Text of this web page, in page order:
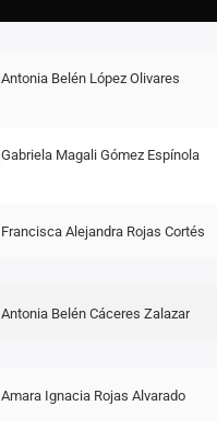
Antonia Belén López Olivares
Gabriela Magali Gómez Espínola
Francisca Alejandra Rojas Cortés
Antonia Belén Cáceres Zalazar
Amara Ignacia Rojas Alvarado